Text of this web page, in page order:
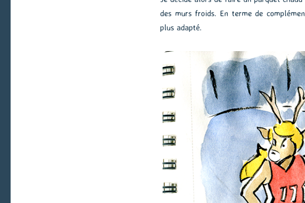
des murs froids. En terme de
plus adapté.